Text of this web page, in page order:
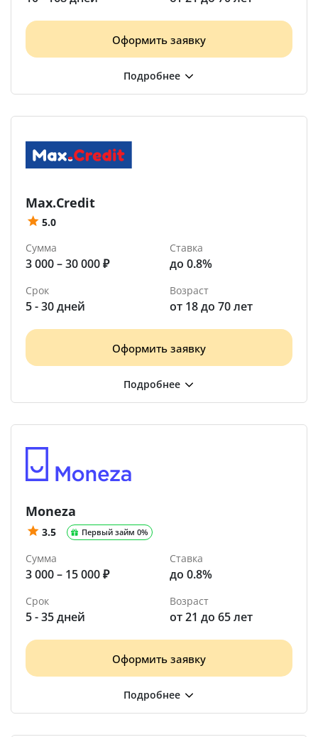
Оформить заявку
Max.Credit
5.0
Сумма
3 000 – 30 000 ₽
Ставка
до 0.8%
Срок
5 - 30 дней
Возраст
от 18 до 70 лет
Оформить заявку
Moneza
3.5 Первый займ 0%
Сумма
3 000 – 15 000 ₽
Ставка
до 0.8%
Срок
5 - 35 дней
Возраст
от 21 до 65 лет
Оформить заявку